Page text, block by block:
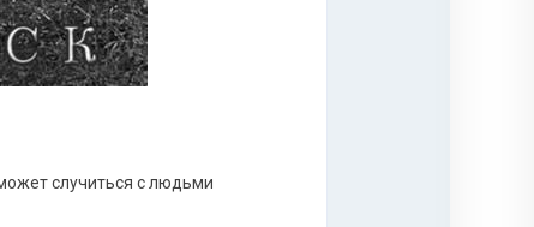
случиться с людьми